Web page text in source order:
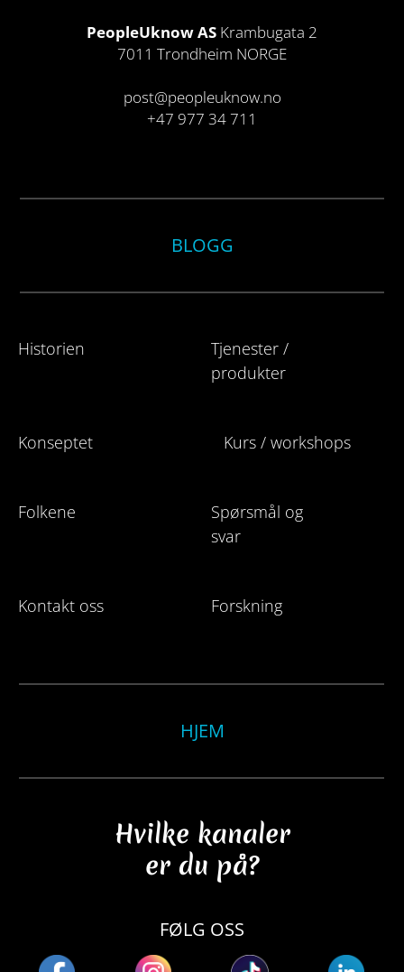
PeopleUknow AS Krambugata 2
7011 Trondheim NORGE
post@peopleuknow.no
+47 977 34 711
BLOGG
Historien
Tjenester /
produkter
Konseptet Kurs / workshops
Folkene
Spørsmål og
svar
Kontakt oss Forskning
HJEM
Hvilke kanaler
er du på?
FØLG OSS